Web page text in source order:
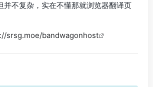
并不复杂，实在不懂那就浏览器翻译页
srsg.moe/bandwagonhost